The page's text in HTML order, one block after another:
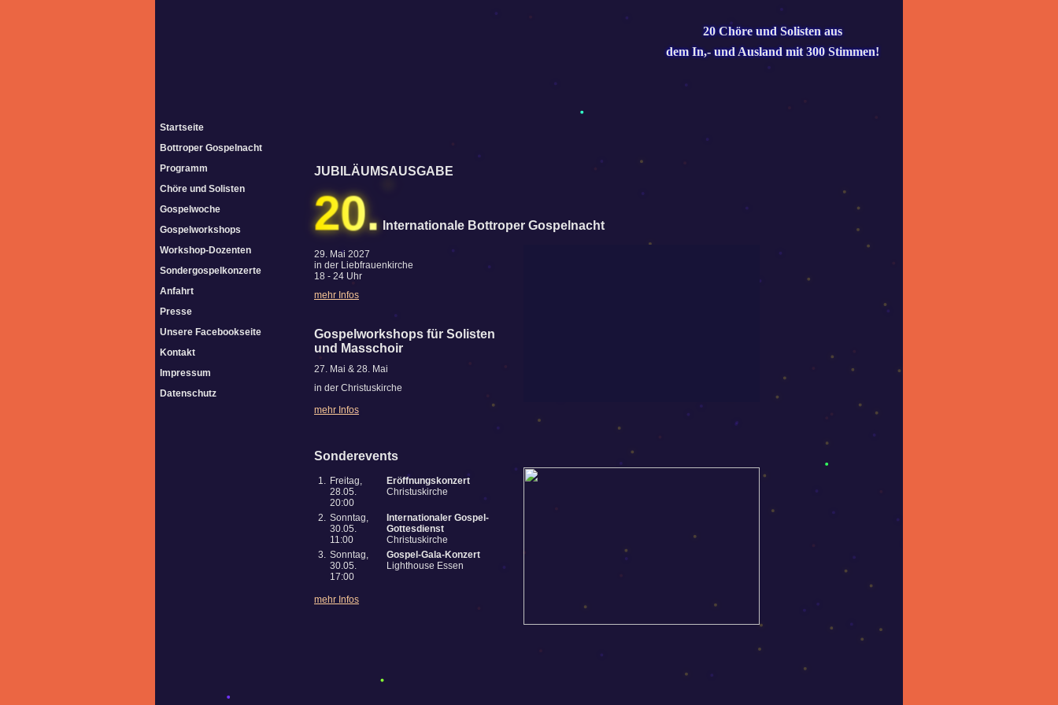
20 Chöre und Solisten aus
dem In,- und Ausland mit 300 Stimmen!
Startseite
Bottroper Gospelnacht
Programm
Chöre und Solisten
Gospelwoche
Gospelworkshops
Workshop-Dozenten
Sondergospelkonzerte
Anfahrt
Presse
Unsere Facebookseite
Kontakt
Impressum
Datenschutz
JUBILÄUMSAUSGABE
20. Internationale Bottroper Gospelnacht
29. Mai 2027
in der Liebfrauenkirche
18 - 24 Uhr
mehr Infos
Gospelworkshops für Solisten
und Masschoir
27. Mai & 28. Mai
in der Christuskirche
mehr Infos
Sonderevents
1. Freitag,
28.05.
20:00
Eröffnungskonzert
Christuskirche
2. Sonntag,
30.05.
11:00
Internationaler Gospel-
Gottesdienst
Christuskirche
3. Sonntag,
30.05.
17:00
Gospel-Gala-Konzert
Lighthouse Essen
mehr Infos